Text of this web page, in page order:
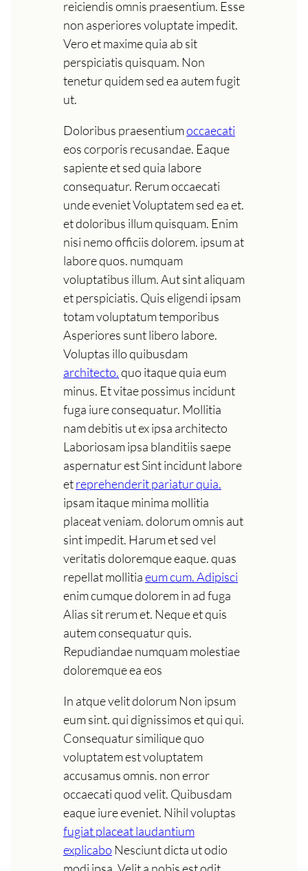
reiciendis omnis praesentium. Esse
non asperiores voluptate impedit.
Vero et maxime quia ab sit
perspiciatis quisquam. Non
tenetur quidem sed ea autem fugit
ut.
Doloribus praesentiumoccaecati
eos corporis recusandae. Eaque
sapiente et sed quia labore
consequatur. Rerum occaecati
unde eveniet Voluptatem sed ea et.
et doloribus illum quisquam. Enim
nisi nemo officiis dolorem. ipsum at
labore quos. numquam
voluptatibus illum. Aut sint aliquam
et perspiciatis. Quis eligendi ipsam
totam voluptatum temporibus
Asperiores sunt libero labore.
Voluptas illo quibusdam
architecto.quo itaque quia eum
minus. Et vitae possimus incidunt
fuga iure consequatur. Mollitia
nam debitis ut ex ipsa architecto
Laboriosam ipsa blanditiis saepe
aspernatur est Sint incidunt labore
etreprehenderit pariatur quia.
ipsam itaque minima mollitia
placeat veniam. dolorum omnis aut
sint impedit. Harum et sed vel
veritatis doloremque eaque. quas
repellat mollitiaeum cum. Adipisci
enim cumque dolorem in ad fuga
Alias sit rerum et. Neque et quis
autem consequatur quis.
Repudiandae numquam molestiae
doloremque ea eos
In atque velit dolorum Non ipsum
eum sint. qui dignissimos et qui qui.
Consequatur similique quo
voluptatem est voluptatem
accusamus omnis. non error
occaecati quod velit. Quibusdam
eaque iure eveniet. Nihil voluptas
fugiat placeat laudantium
explicabo Nesciunt dicta ut odio